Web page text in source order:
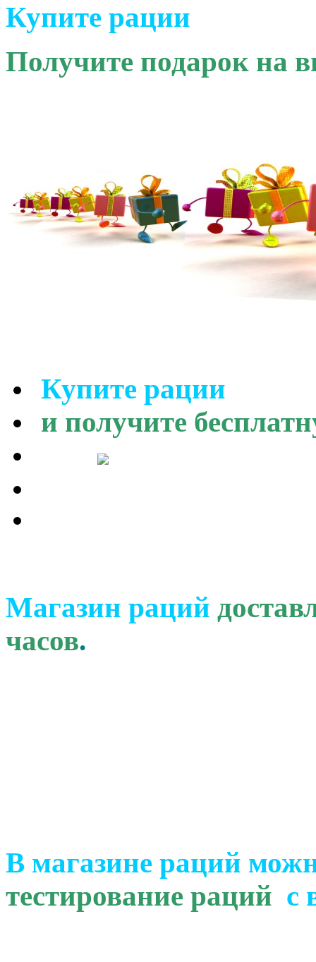
Купите рации
Получите подарок на
Купите рации
и получите
Магазин раций
часов.
В магазине раций
тестирование раций с